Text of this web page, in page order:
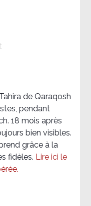
de Qaraqosh
pendant
18 mois après
bien visibles.
grâce à la
fidèles. Lire ici le